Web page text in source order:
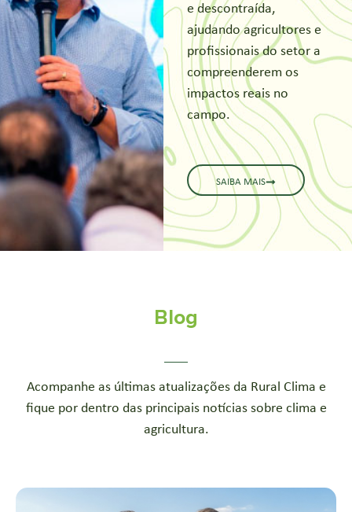
e descontraída,
ajudando agricultores e
profissionais do setor a
compreenderem os
impactos reais no
campo.
SAIBA MAIS
Blog
Acompanhe as últimas atualizações da Rural Clima e
fique por dentro das principais notícias sobre clima e
agricultura.